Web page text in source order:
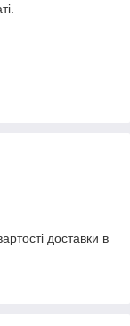
доставки в